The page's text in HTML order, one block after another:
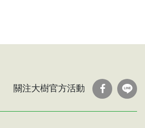
關注大樹官方活動